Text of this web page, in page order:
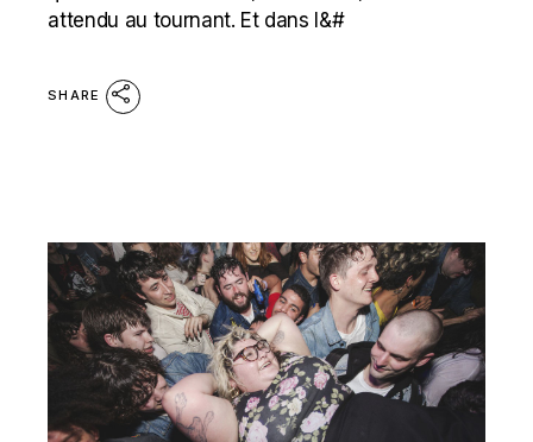
attendu au tournant. Et dans l&#
SHARE